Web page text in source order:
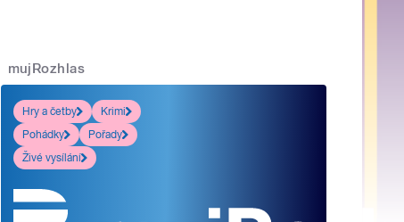
mujRozhlas
Hry a četby
Krimi
Pohádky
Pořady
Živé vysílání